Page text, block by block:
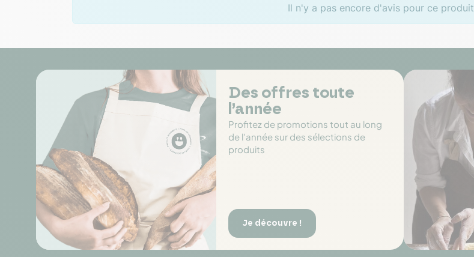
Il n'y a pas encore d'avis pour ce
Des offres toute
l’année
Profitez de promotions tout au long
de l'année sur des sélections de
produits
Je découvre !